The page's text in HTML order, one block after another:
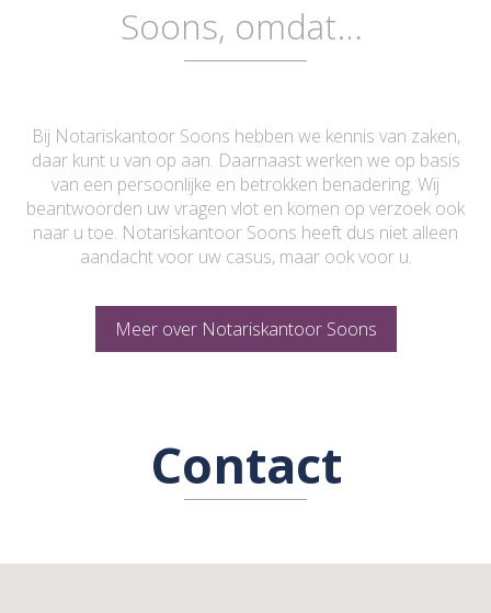
Soons, omdat…
Bij Notariskantoor Soons hebben we kennis van zaken,
daar kunt u van op aan. Daarnaast werken we op basis
van een persoonlijke en betrokken benadering. Wij
beantwoorden uw vragen vlot en komen op verzoek ook
naar u toe. Notariskantoor Soons heeft dus niet alleen
aandacht voor uw casus, maar ook voor u.
Meer over Notariskantoor Soons
Contact